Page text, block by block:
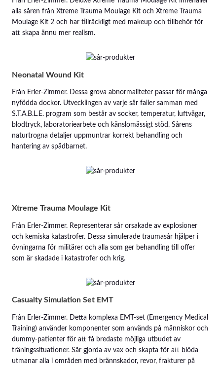
alla såren från Xtreme Trauma Moulage Kit och Xtreme Trauma
Moulage Kit 2 och har tillräckligt med makeup och tillbehör för
att skapa ännu mer realism.
Neonatal Wound Kit
Från Erler-Zimmer. Dessa grova abnormaliteter passar för många
nyfödda dockor. Utvecklingen av varje sår faller samman med
S.T.A.B.L.E. program som består av socker, temperatur, luftvägar,
blodtryck, laboratoriearbete och känslomässigt stöd. Sårens
naturtrogna detaljer uppmuntrar korrekt behandling och
hantering av spädbarnet.
Xtreme Trauma Moulage Kit
Från Erler-Zimmer. Representerar sår orsakade av explosioner
och kemiska katastrofer. Dessa simulerade traumasår hjälper i
övningarna för militärer och alla som ger behandling till offer
som är skadade i katastrofer och krig.
Casualty Simulation Set EMT
Från Erler-Zimmer. Detta komplexa EMT-set (Emergency Medical
Training) använder komponenter som används på människor och
dummy-patienter för att få bredaste möjliga utbudet av
träningssituationer. Sår gjorda av vax och skapta för att blöda
utmanar alla i områden med brännskador, revor, frakturer på